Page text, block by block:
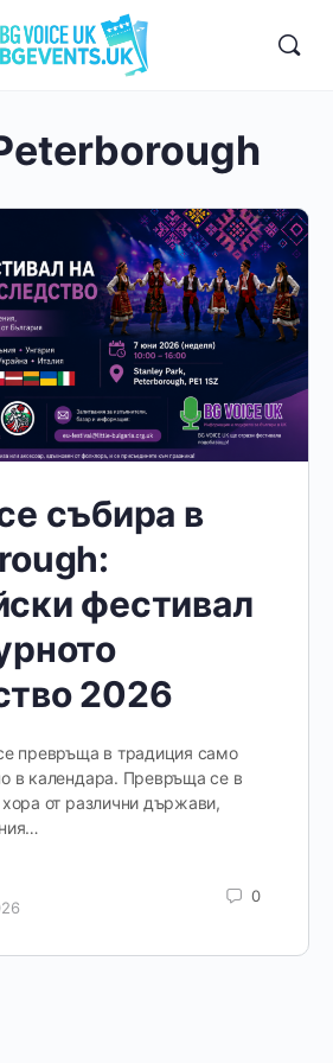
събира в
фестивал
2026
превръща в традиция само
в календара. Превръща се в
от различни държави,
0